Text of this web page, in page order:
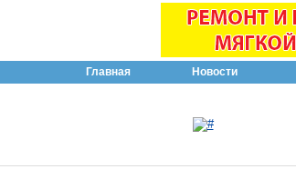
Главная Новости